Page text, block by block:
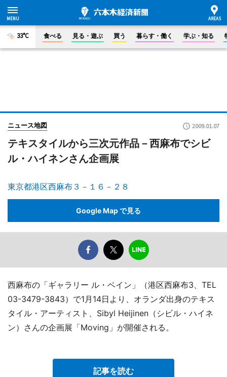
33°C 食べる 見る・遊ぶ 買う 暮らす・働く 学ぶ・知る
ニュース地図 2009.01.07
テキスタイルから三次元作品－西麻布でシビ
ル・ハイネンさん企画展
東京都港区西麻布３－１６－２８
Google Map で見る
西麻布の「ギャラリー ル・ベイン」（港区西麻布3、TEL
03-3479-3843）で1月14日より、オランダ出身のテキス
タイル・アーティスト、Sibyl Heijinen（シビル・ハイネ
ン）さんの企画展「Moving」が開催される。
記事を読む